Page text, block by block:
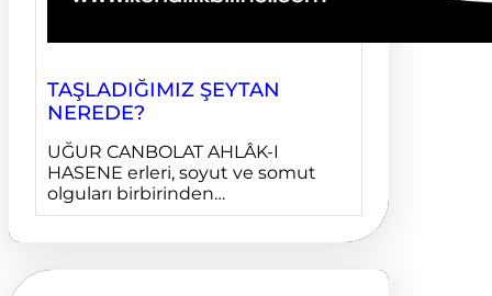
TAŞLADIĞIMIZ ŞEYTAN
NEREDE?
UĞUR CANBOLAT AHLÂK-I
HASENE erleri, soyut ve somut
olguları birbirinden…